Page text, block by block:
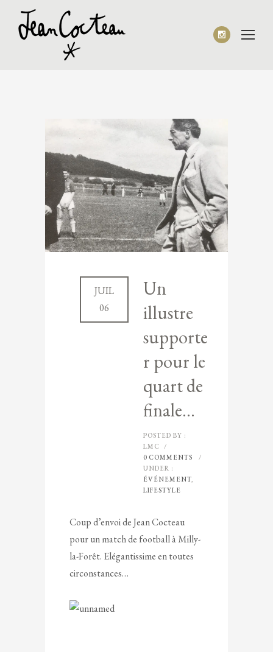
JUIL
06
Un
illustre
supporte
r pour le
quart de
finale…
POSTED BY :
LMC
/
0 COMMENTS
/
UNDER :
ÉVÉNEMENT
LIFESTYLE
Coup d’envoi de Jean Cocteau
pour un match de football à Milly-
la-Forêt. Elégantissime en toutes
circonstances…